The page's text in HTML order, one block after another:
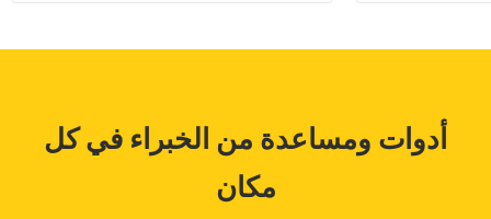
أدوات ومساعدة من الخبراء في كل
مكان